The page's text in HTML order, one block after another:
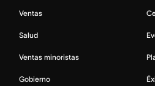
Ventas
Salud
Ventas minoristas
Gobierno